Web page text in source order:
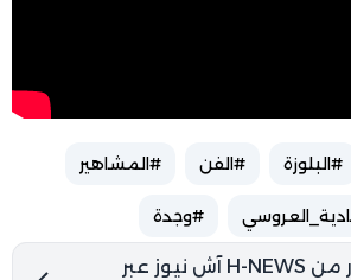
#البلوزة #الفن #المشاهير
#وجدة
تابع آخر الأخبار من H-NEWS آش نيوز عبر